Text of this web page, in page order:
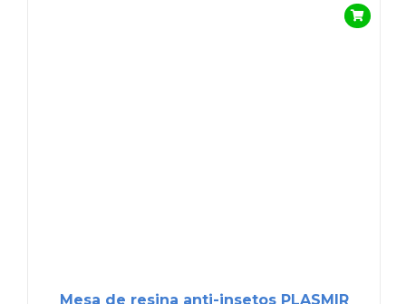
Mesa de resina anti-insetos PLASMIR